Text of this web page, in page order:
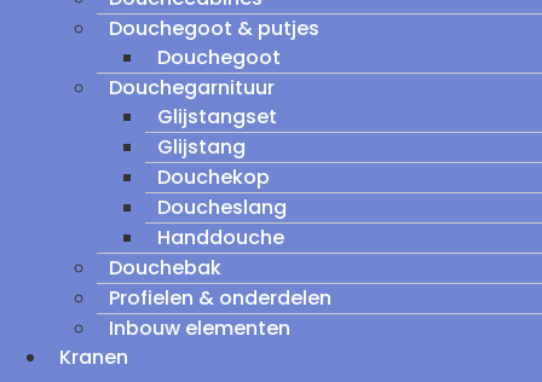
Douchegoot & putjes
Douchegoot
Douchegarnituur
Glijstangset
Glijstang
Douchekop
Doucheslang
Handdouche
Douchebak
Profielen & onderdelen
Inbouw elementen
Kranen